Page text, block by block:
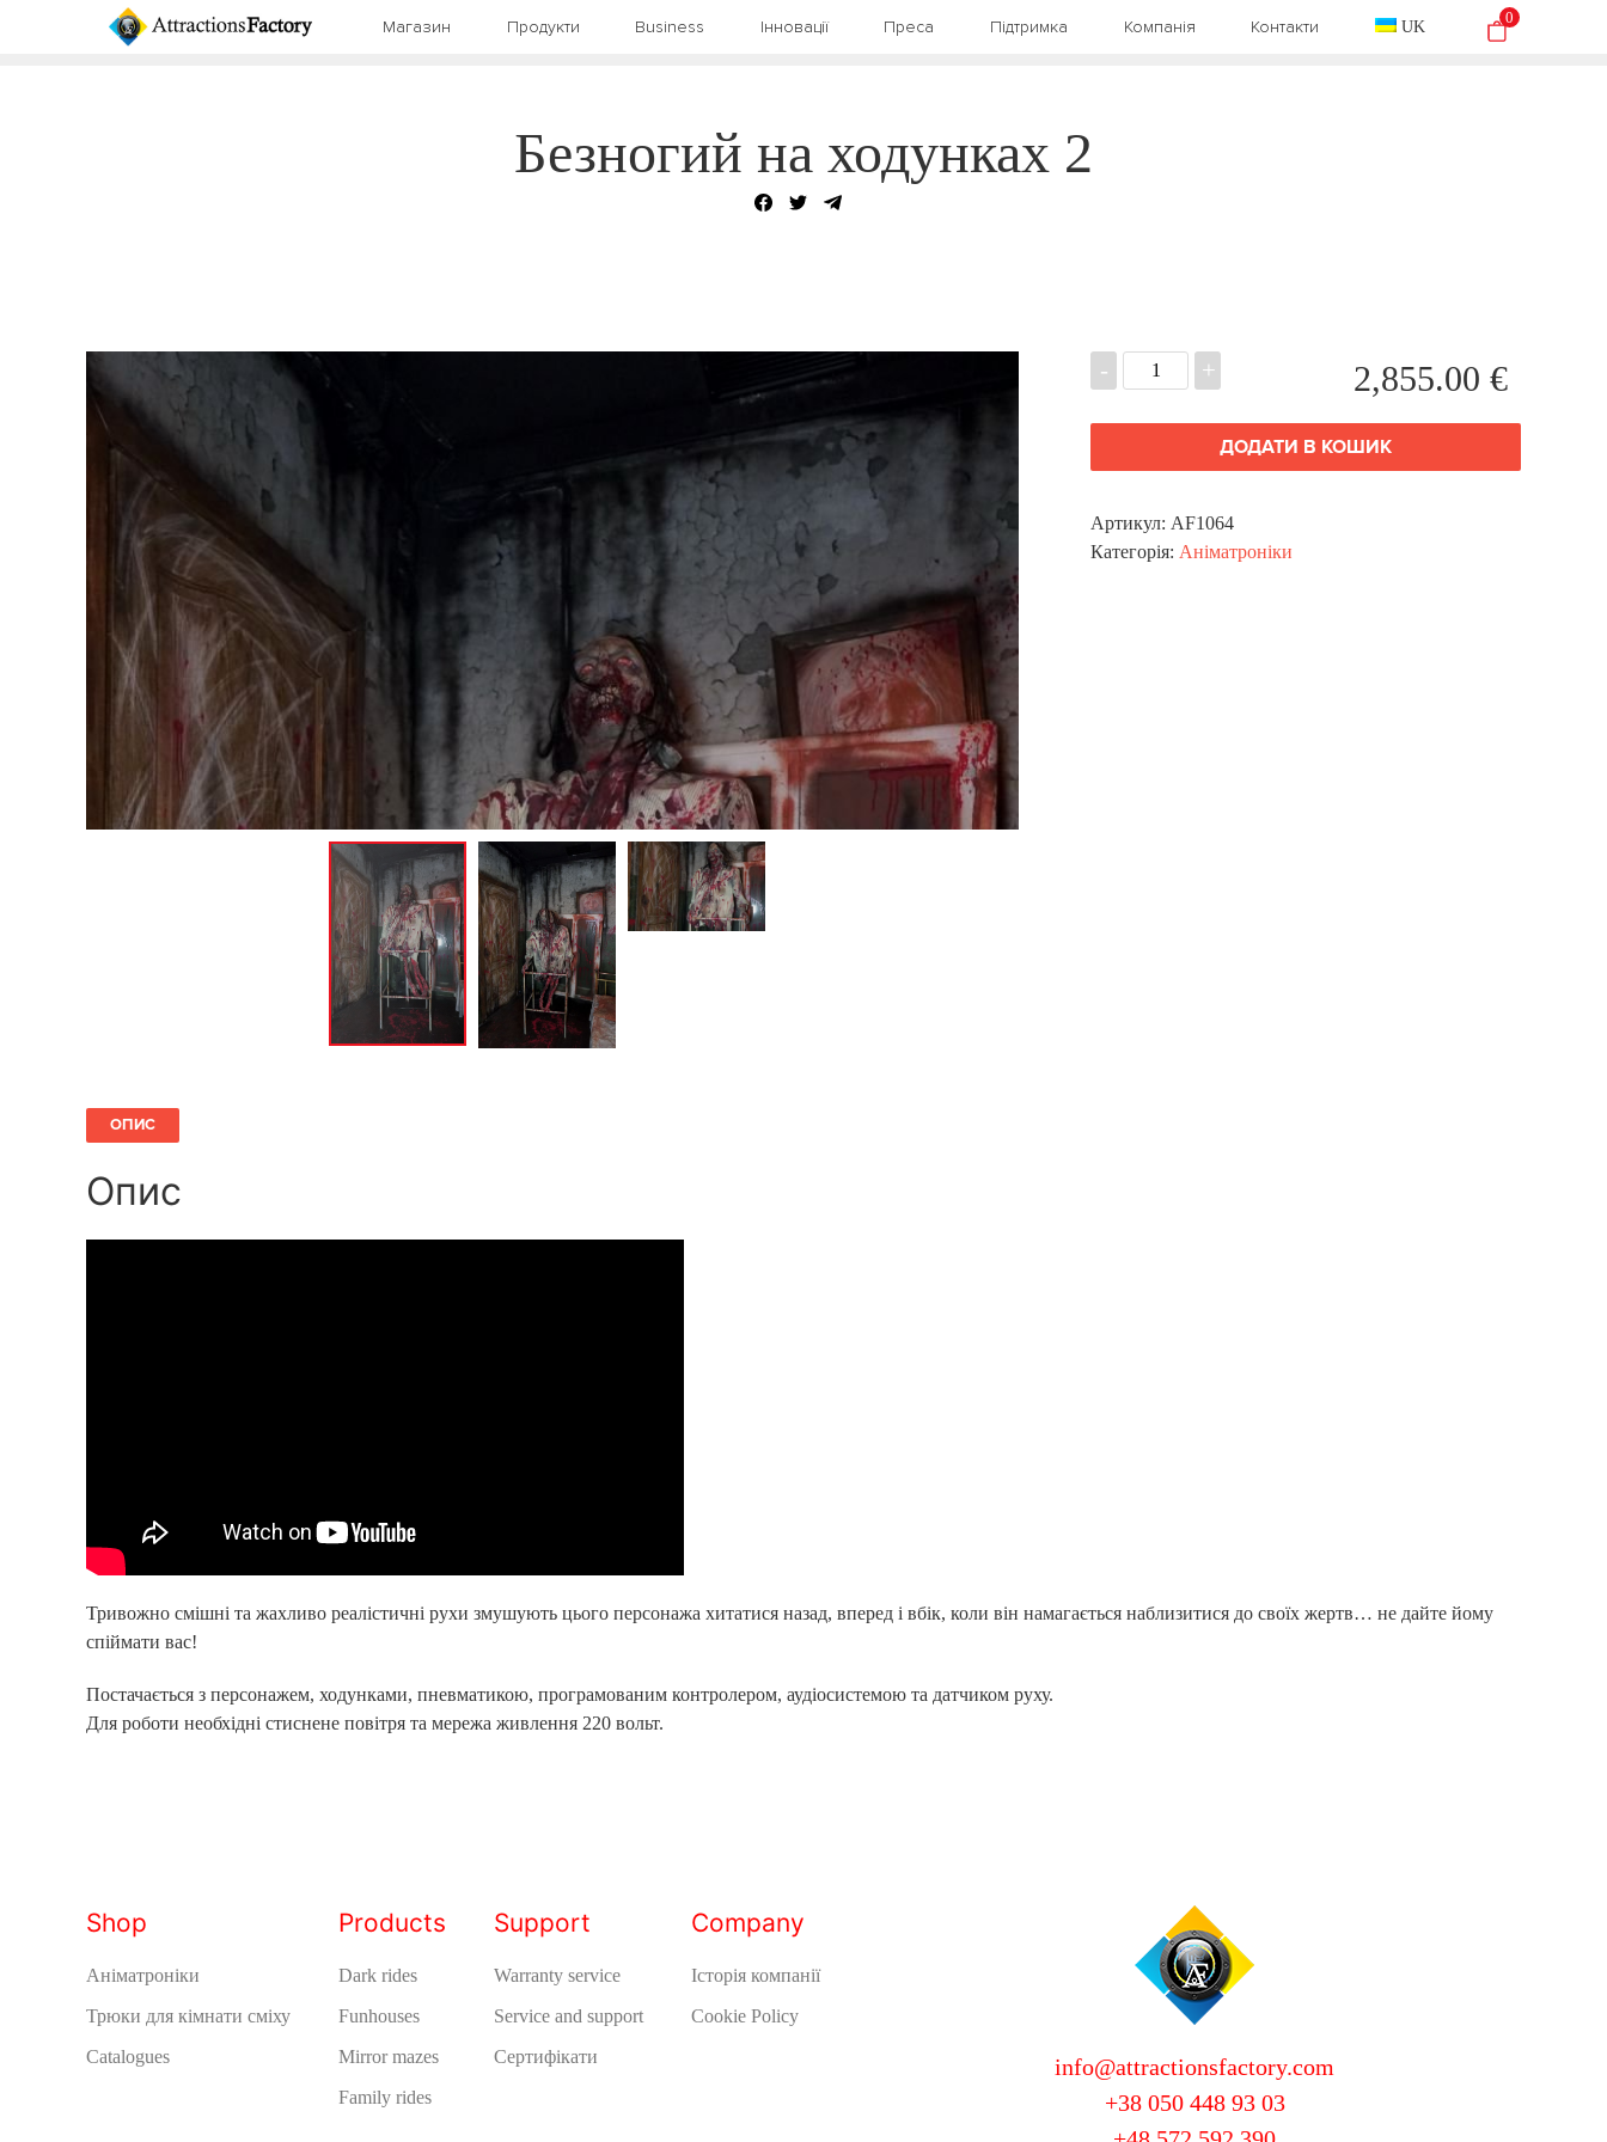
Магазин Продукти Business Інновації Преса Підтримка Компанія Контакти UK
0
Безногий на ходунках 2
- + 2,855.00 €
ДОДАТИ В КОШИК
Артикул: AF1064
Категорія: Аніматроніки
ОПИС
Опис
Тривожно смішні та жахливо реалістичні рухи змушують цього персонажа хитатися назад, вперед і вбік, коли він намагається наблизитися до своїх жертв… не дайте йому
спіймати вас!
Постачається з персонажем, ходунками, пневматикою, програмованим контролером, аудіосистемою та датчиком руху.
Для роботи необхідні стиснене повітря та мережа живлення 220 вольт.
Shop
Аніматроніки
Трюки для кімнати сміху
Catalogues
Products
Dark rides
Funhouses
Mirror mazes
Family rides
Support
Warranty service
Service and support
Сертифікати
Company
Історія компанії
Cookie Policy
info@attractionsfactory.com
+38 050 448 93 03